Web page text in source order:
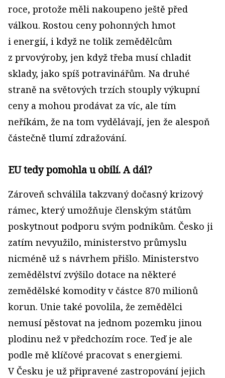
roce, protože měli nakoupeno ještě před
válkou. Rostou ceny pohonných hmot
i energií, i když ne tolik zemědělcům
z prvovýroby, jen když třeba musí chladit
sklady, jako spíš potravinářům. Na druhé
straně na světových trzích stouply výkupní
ceny a mohou prodávat za víc, ale tím
neříkám, že na tom vydělávají, jen že alespoň
částečně tlumí zdražování.
EU tedy pomohla u obilí. A dál?
Zároveň schválila takzvaný dočasný krizový
rámec, který umožňuje členským státům
poskytnout podporu svým podnikům. Česko ji
zatím nevyužilo, ministerstvo průmyslu
nicméně už s návrhem přišlo. Ministerstvo
zemědělství zvýšilo dotace na některé
zemědělské komodity v částce 870 milionů
korun. Unie také povolila, že zemědělci
nemusí pěstovat na jednom pozemku jinou
plodinu než v předchozím roce. Teď je ale
podle mě klíčové pracovat s energiemi.
V Česku je už připravené zastropování jejich